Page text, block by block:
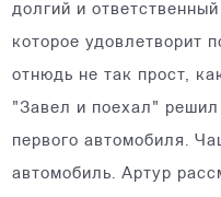
долгий и
которое удовлетворит
отнюдь не так прост,
"Завел и поехал"
первого автомобиля.
автомобиль. Артур